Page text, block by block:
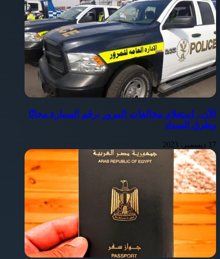
الآن.. استعلام مخالفات المرور برقم السيارة مجانًا
وطرق السداد
17 ديسمبر، 2023